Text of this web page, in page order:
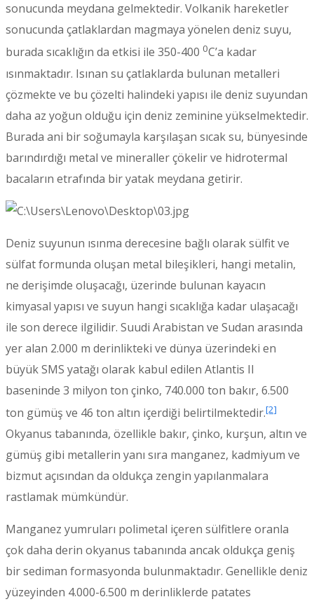
sonucunda meydana gelmektedir. Volkanik hareketler
sonucunda çatlaklardan magmaya yönelen deniz suyu,
burada sıcaklığın da etkisi ile 350-400 0C’a kadar
ısınmaktadır. Isınan su çatlaklarda bulunan metalleri
çözmekte ve bu çözelti halindeki yapısı ile deniz suyundan
daha az yoğun olduğu için deniz zeminine yükselmektedir.
Burada ani bir soğumayla karşılaşan sıcak su, bünyesinde
barındırdığı metal ve mineraller çökelir ve hidrotermal
bacaların etrafında bir yatak meydana getirir.
Deniz suyunun ısınma derecesine bağlı olarak sülfit ve
sülfat formunda oluşan metal bileşikleri, hangi metalin,
ne derişimde oluşacağı, üzerinde bulunan kayacın
kimyasal yapısı ve suyun hangi sıcaklığa kadar ulaşacağı
ile son derece ilgilidir. Suudi Arabistan ve Sudan arasında
yer alan 2.000 m derinlikteki ve dünya üzerindeki en
büyük SMS yatağı olarak kabul edilen Atlantis II
baseninde 3 milyon ton çinko, 740.000 ton bakır, 6.500
ton gümüş ve 46 ton altın içerdiği belirtilmektedir.[2]
Okyanus tabanında, özellikle bakır, çinko, kurşun, altın ve
gümüş gibi metallerin yanı sıra manganez, kadmiyum ve
bizmut açısından da oldukça zengin yapılanmalara
rastlamak mümkündür.
Manganez yumruları polimetal içeren sülfitlere oranla
çok daha derin okyanus tabanında ancak oldukça geniş
bir sediman formasyonda bulunmaktadır. Genellikle deniz
yüzeyinden 4.000-6.500 m derinliklerde patates